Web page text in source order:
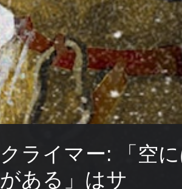
クライマー: 「空
がある」はサ